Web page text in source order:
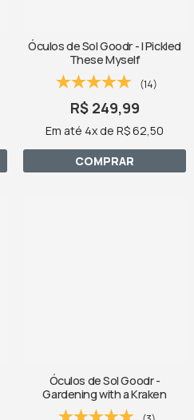
Óculos de Sol Goodr - I Pickled
These Myself
(14)
R$ 249,99
Em até 4x de R$ 62,50
COMPRAR
Óculos de Sol Goodr -
Gardening with a Kraken